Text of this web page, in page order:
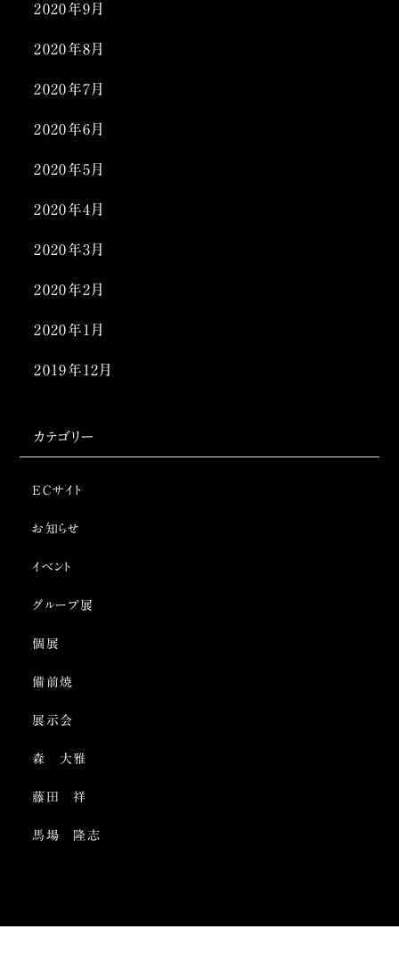
2020年9月
2020年8月
2020年7月
2020年6月
2020年5月
2020年4月
2020年3月
2020年2月
2020年1月
2019年12月
カテゴリー
ECサイト
お知らせ
イベント
グループ展
個展
備前焼
展示会
森 大雅
藤田 祥
馬場 隆志